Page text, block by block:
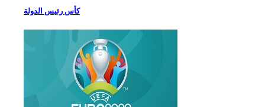
كأس رئيس الدولة